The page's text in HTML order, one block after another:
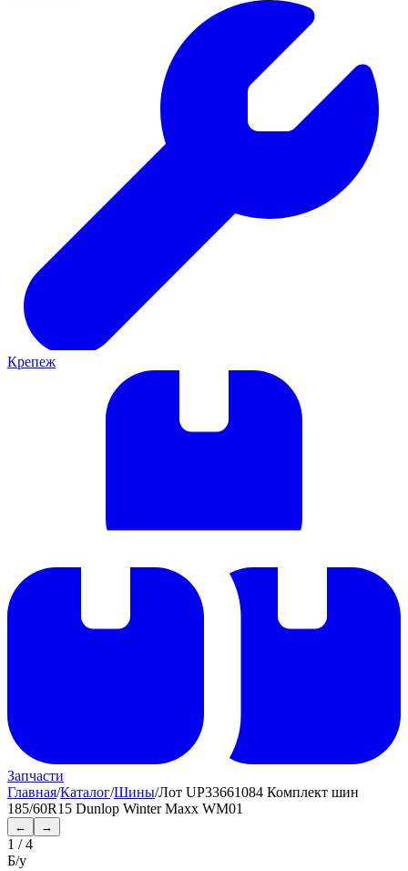
Крепеж
Запчасти
Главная/Каталог/Шины/Лот UP33661084 Комплект шин
185/60R15 Dunlop Winter Maxx WM01
← →
1 /4
Б/у